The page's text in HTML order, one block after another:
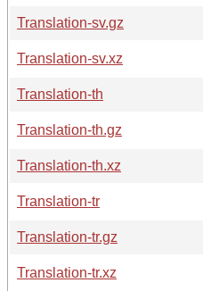
Translation-sv.gz
Translation-sv.xz
Translation-th
Translation-th.gz
Translation-th.xz
Translation-tr
Translation-tr.gz
Translation-tr.xz